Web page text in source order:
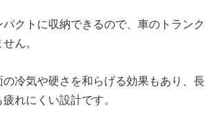
クトに収納できるので、車のトランク
ん。
冷気や硬さを和らげる効果もあり、長
れにくい設計です。